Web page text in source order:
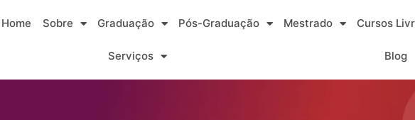
Home Sobre Graduação Pós-Graduação Mestrado Cursos
Serviços Blog